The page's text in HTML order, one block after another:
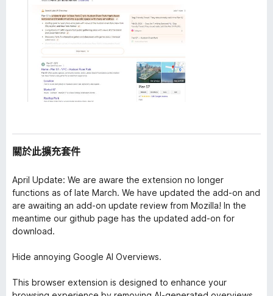
關於此擴充套件
April Update: We are aware the extension no longer
functions as of late March. We have updated the add-on and
are awaiting an add-on update review from Mozilla! In the
meantime our github page has the updated add-on for
download.
Hide annoying Google AI Overviews.
This browser extension is designed to enhance your